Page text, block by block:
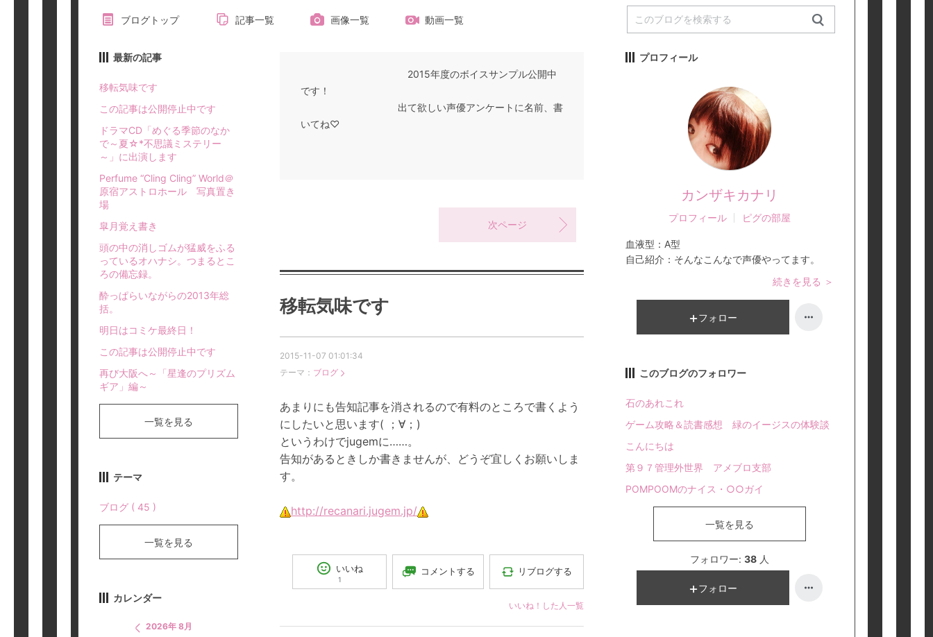
ブログトップ 記事一覧 画像一覧 動画一覧
2015年度のボイスサンプル公開中
です！
出て欲しい声優アンケートに名前、書
いてね♡
次ページ
移転気味です
2015-11-07 01:01:34
テーマ： ブログ
あまりにも告知記事を消されるので有料のところで書くよう
にしたいと思います( ；∀；)
というわけでjugemに……。
告知があるときしか書きませんが、どうぞ宜しくお願いしま
す。
http://recanari.jugem.jp/
いいね
1
コメントする リブログする
いいね！した人一覧
プロフィール
カンザキカナリ
プロフィール ピグの部屋
血液型： A型
自己紹介： そんなこんなで声優やってます。
続きを見る ＞
フォロー
このブログのフォロワー
石のあれこれ
ゲーム攻略＆読書感想 緑のイージスの体験談
こんにちは
第９７管理外世界 アメブロ支部
POMPOOMのナイス・○○ガイ
一覧を見る
フォロワー: 38 人
フォロー
最新の記事
移転気味です
この記事は公開停止中です
ドラマCD「めぐる季節のなか
で～夏☆*不思議ミステリー
～」に出演します
Perfume “Cling Cling” World＠
原宿アストロホール 写真置き
場
皐月覚え書き
頭の中の消しゴムが猛威をふる
っているオハナシ。つまるとこ
ろの備忘録。
酔っぱらいながらの2013年総
括。
明日はコミケ最終日！
この記事は公開停止中です
再び大阪へ～「星逢のプリズム
ギア」編～
一覧を見る
テーマ
ブログ ( 45 )
一覧を見る
カレンダー
2026年 8月